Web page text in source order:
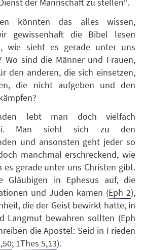
der Mannschaft zu stellen“.
könnten das alles wissen,
gewissenhaft die Bibel lesen
wie sieht es gerade unter uns
Wo sind die Männer und Frauen,
den anderen, die sich einsetzen,
die nicht aufgeben und den
lebt man doch vielfach
Man sieht sich zu den
und ansonsten geht jeder so
manchmal erschreckend, wie
gerade unter uns Christen gibt.
Gläubigen in Ephesus auf, die
und Juden kamen (Eph 2),
die der Geist bewirkt hatte, in
Langmut bewahren sollten (Eph
die Apostel: Seid in Frieden
; 1Thes 5,13).